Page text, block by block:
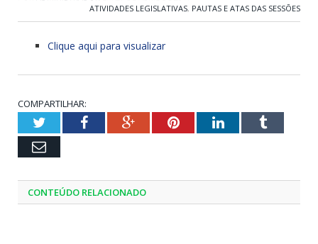
ATIVIDADES LEGISLATIVAS, PAUTAS E ATAS DAS SESSÕES
Clique aqui para visualizar
COMPARTILHAR:
TwitterFacebookGoogle+PinterestLinkedInTumblr
Email
CONTEÚDO RELACIONADO